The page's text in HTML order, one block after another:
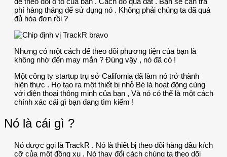
phí hàng tháng để sử dụng nó . Không phải chúng ta đã quá
đủ hóa đơn rồi ?
Nhưng có một cách để theo dõi phương tiện của bạn là
không nhờ đến may mắn ? Đúng vậy , nó đã có !
Một công ty startup trụ sở California đã làm nó trở thành
hiện thực . Họ tạo ra một thiết bị nhỏ Bé là hoạt động cùng
với điện thoại thông minh của bạn , Và nó có thể là một cách
chính xác cái gì bạn đang tìm kiếm !
Nó là cái gì ?
Nó được gọi là TrackR . Nó là thiết bị theo dõi hàng đầu kích
cỡ của một đồng xu . Nó thay đổi cách chúng ta theo dõi